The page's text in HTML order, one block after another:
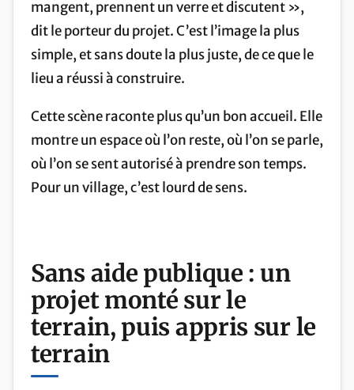
mangent, prennent un verre et discutent »,
dit le porteur du projet. C’est l’image la plus
simple, et sans doute la plus juste, de ce que le
lieu a réussi à construire.
Cette scène raconte plus qu’un bon accueil. Elle
montre un espace où l’on reste, où l’on se parle,
où l’on se sent autorisé à prendre son temps.
Pour un village, c’est lourd de sens.
Sans aide publique : un
projet monté sur le
terrain, puis appris sur le
terrain